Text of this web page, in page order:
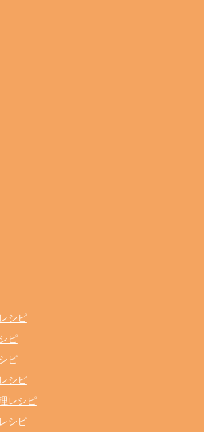
シピ
ピ
ピ
シピ
レシピ
シピ